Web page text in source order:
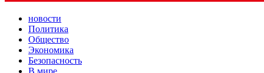
новости
Политика
Общество
Экономика
Безопасность
В мире